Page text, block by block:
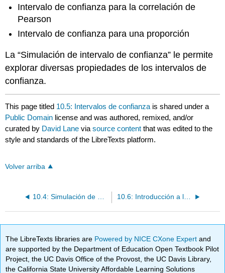
Intervalo de confianza para la correlación de
Pearson
Intervalo de confianza para una proporción
La “Simulación de intervalo de confianza” le permite
explorar diversas propiedades de los intervalos de
confianza.
This page titled 10.5: Intervalos de confianza is shared under a
Public Domain license and was authored, remixed, and/or
curated by David Lane viasource content that was edited to the
style and standards of the LibreTexts platform.
Volver arriba
The LibreTexts libraries are Powered by NICE CXone Expertand
are supported by the Department of Education Open Textbook Pilot
Project, the UC Davis Office of the Provost, the UC Davis Library,
the California State University Affordable Learning Solutions